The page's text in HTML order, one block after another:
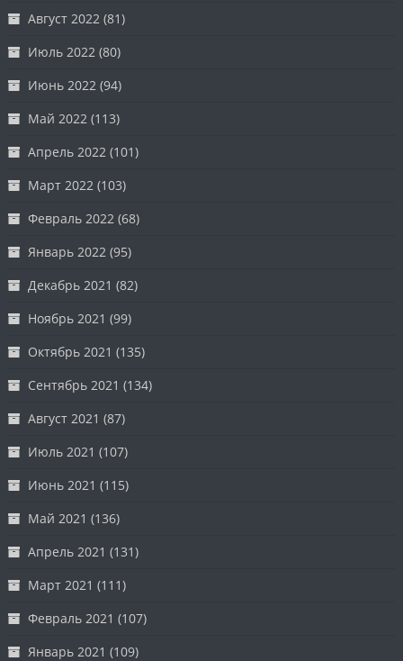
Август 2022 (81)
Июль 2022 (80)
Июнь 2022 (94)
Май 2022 (113)
Апрель 2022 (101)
Март 2022 (103)
Февраль 2022 (68)
Январь 2022 (95)
Декабрь 2021 (82)
Ноябрь 2021 (99)
Октябрь 2021 (135)
Сентябрь 2021 (134)
Август 2021 (87)
Июль 2021 (107)
Июнь 2021 (115)
Май 2021 (136)
Апрель 2021 (131)
Март 2021 (111)
Февраль 2021 (107)
Январь 2021 (109)